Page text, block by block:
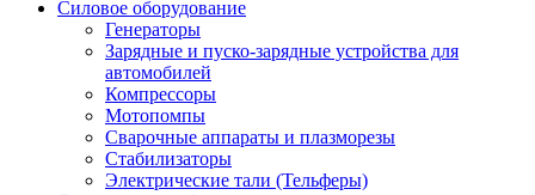
Силовое оборудование
Генераторы
Зарядные и пуско-зарядные устройства для
автомобилей
Компрессоры
Мотопомпы
Сварочные аппараты и плазморезы
Стабилизаторы
Электрические тали (Тельферы)